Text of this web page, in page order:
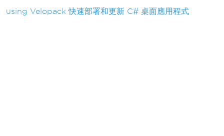
using Velopack 快速部署和更新 C# 桌面應用程式